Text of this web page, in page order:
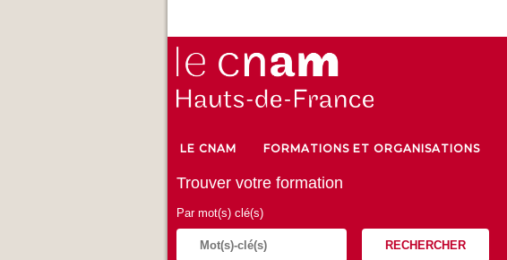
LE CNAM FORMATIONS ET ORGANISATIONS
Trouver votre formation
Par mot(s) clé(s)
RECHERCHER